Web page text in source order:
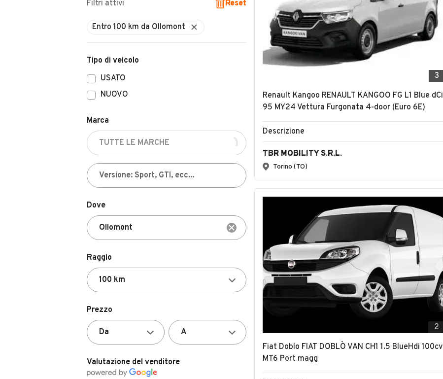
Filtri attivi Reset
Tipo di veicolo
USATO
NUOVO
Marca
Dove
Raggio
Prezzo
Valutazione del venditore
3
Renault Kangoo RENAULT KANGOO FG L1 Blue dCi
95 MY24 Vettura Furgonata 4-door (Euro 6E)
Descrizione
TBR MOBILITY S.R.L.
Torino (TO)
2
Fiat Doblo FIAT DOBLÒ VAN CH1 1.5 BlueHdi 100cv
MT6 Port magg